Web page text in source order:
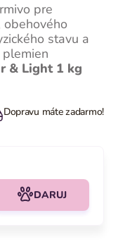
& Light 1 kg
pre
stavu a
Dopravu máte zadarmo!
DARUJ